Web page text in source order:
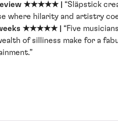
★★★★★ |
“Släpstick
where hilarity and artistry
★★★★★ | “Five
of silliness make for a